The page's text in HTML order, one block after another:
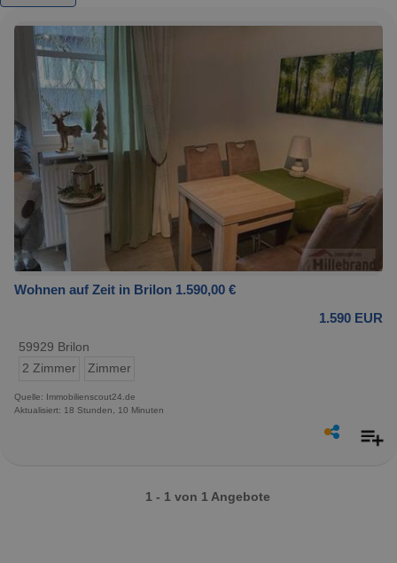
Wohnen auf Zeit in Brilon 1.590,00 €
1.590 EUR
59929 Brilon
2 Zimmer
Zimmer
Quelle: Immobilienscout24.de
Aktualisiert: 18 Stunden, 10 Minuten
1 - 1 von 1 Angebote